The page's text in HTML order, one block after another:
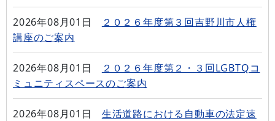
2026年08月01日
２０２６年度第３回吉野川市人権
講座のご案内
2026年08月01日
２０２６年度第２・３回LGBTQコ
ミュニティスペースのご案内
2026年08月01日
生活道路における自動車の法定速